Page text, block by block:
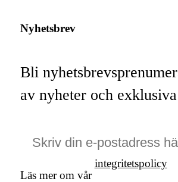
Nyhetsbrev
Bli
av nyheter och
Läs mer om vår
integritetspolicy